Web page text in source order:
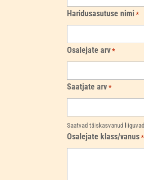
Haridusasutuse nimi *
Osalejate arv *
Saatjate arv *
Saatvad täiskasvanud
Osalejate klass/vanus *